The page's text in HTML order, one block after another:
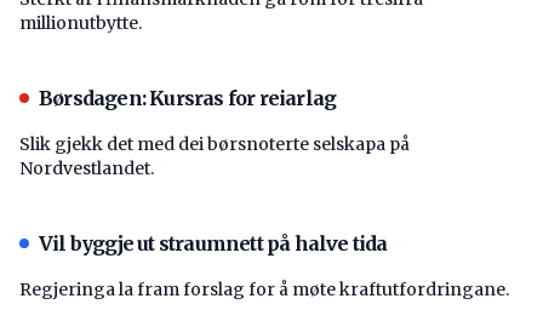
millionutbytte.
Børsdagen: Kursras for reiarlag
Slik gjekk det med dei børsnoterte selskapa på
Nordvestlandet.
Vil byggje ut straumnett på halve tida
Regjeringa la fram forslag for å møte kraftutfordringane.